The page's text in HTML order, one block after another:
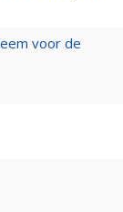
voor de